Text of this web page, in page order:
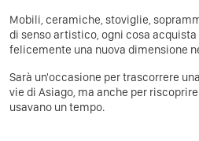
Mobili, ceramiche, stoviglie,
di senso artistico, ogni cosa acquista
felicemente una nuova dimensione
Sarà un'occasione per trascorrere
vie di Asiago, ma anche per
usavano un tempo.